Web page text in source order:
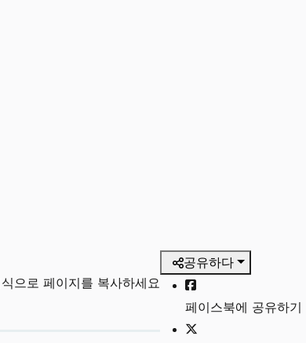
으로 페이지를 복사하세요
공유하다
페이스북에 공유하기